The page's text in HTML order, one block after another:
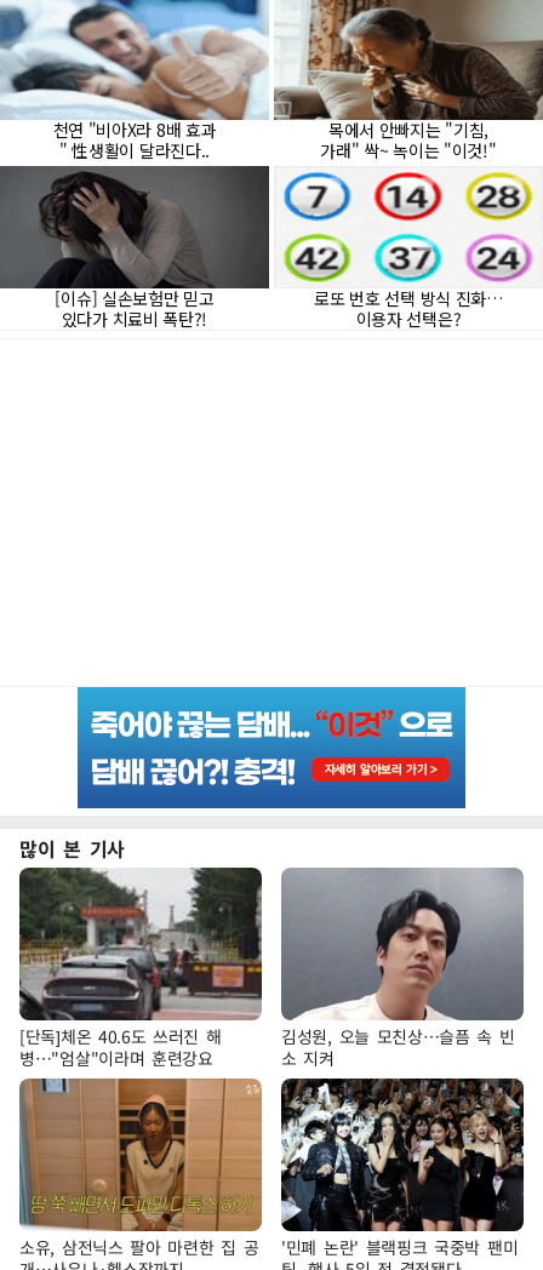
많이 본 기사
[단독]체온 40.6도 쓰러진 해
병…"엄살"이라며 훈련강요
김성원, 오늘 모친상…슬픔 속 빈
소 지켜
소유, 삼전닉스 팔아 마련한 집 공
'민폐 논란' 블랙핑크 국중박 팬미